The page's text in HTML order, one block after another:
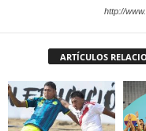
http://
ARTÍCULOS